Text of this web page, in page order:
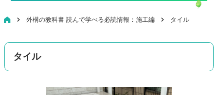
HOME外構の教科書 読んで学べる必読情報：施工編 タイル
タイル